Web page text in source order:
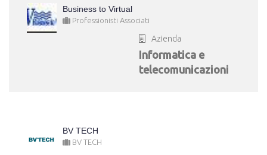
Business to Virtual
Professionisti Associati
Azienda
Informatica e
telecomunicazioni
BV TECH
BV TECH